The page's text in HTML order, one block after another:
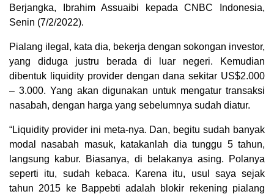
Berjangka, Ibrahim Assuaibi kepada CNBC Indonesia,
Senin (7/2/2022).
Pialang ilegal, kata dia, bekerja dengan sokongan investor,
yang diduga justru berada di luar negeri. Kemudian
dibentuk liquidity provider dengan dana sekitar US$2.000
– 3.000. Yang akan digunakan untuk mengatur transaksi
nasabah, dengan harga yang sebelumnya sudah diatur.
“Liquidity provider ini meta-nya. Dan, begitu sudah banyak
modal nasabah masuk, katakanlah dia tunggu 5 tahun,
langsung kabur. Biasanya, di belakanya asing. Polanya
seperti itu, sudah kebaca. Karena itu, usul saya sejak
tahun 2015 ke Bappebti adalah blokir rekening pialang